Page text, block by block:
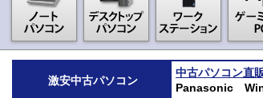
激安中古パソコン
中古パソコン直
Panasonic